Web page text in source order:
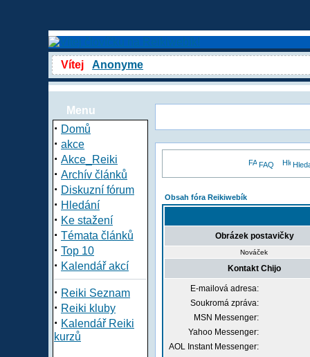
Vítej Anonyme
Menu
· Domů
· akce
· Akce_Reiki
· Archív článků
· Diskuzní fórum
· Hledání
· Ke stažení
· Témata článků
· Top 10
· Kalendář akcí
· Reiki Seznam
· Reiki kluby
· Kalendář Reiki
kurzů
FAQ
Obsah fóra Reikiwebík
Obrázek postavičky
Nováček
Kontakt Chijo
E-mailová adresa:
Soukromá zpráva:
MSN Messenger:
Yahoo Messenger:
AOL Instant Messenger: